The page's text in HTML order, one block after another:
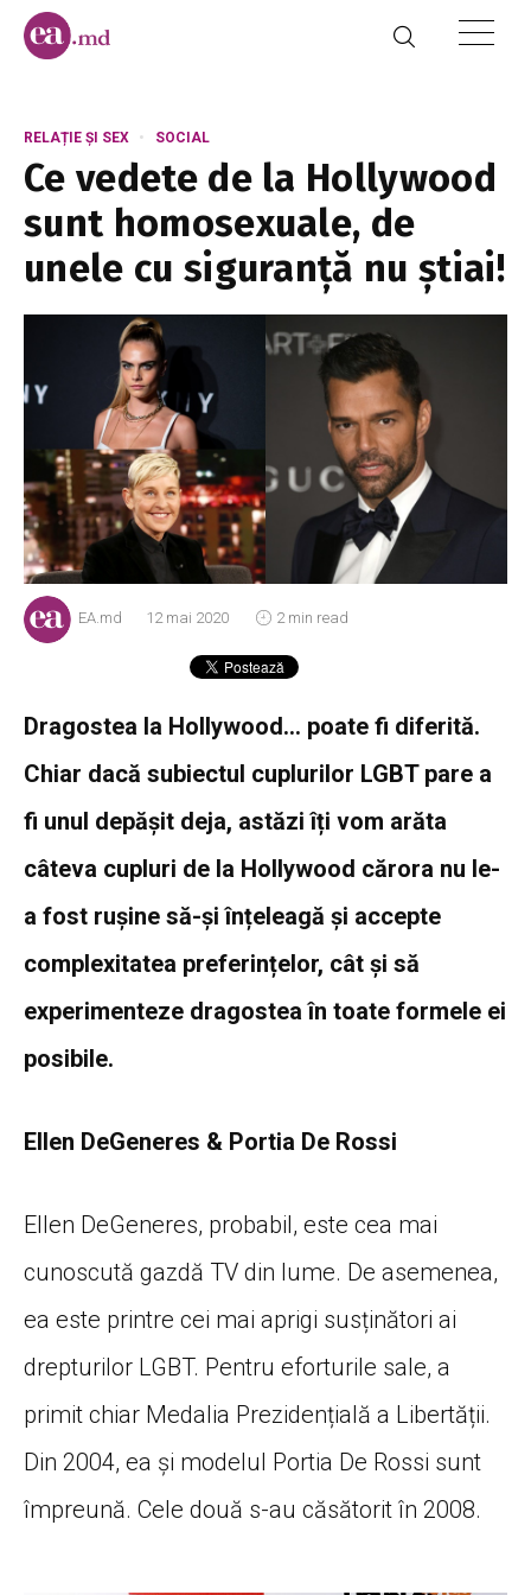
RELAȚIE ȘI SEX SOCIAL
Ce vedete de la Hollywood
sunt homosexuale, de
unele cu siguranță nu știai!
EA.md 12 mai 2020 2 min read
Dragostea la Hollywood… poate fi diferită.
Chiar dacă subiectul cuplurilor LGBT pare a
fi unul depășit deja, astăzi îți vom arăta
câteva cupluri de la Hollywood cărora nu le-
a fost rușine să-și înțeleagă și accepte
complexitatea preferințelor, cât și să
experimenteze dragostea în toate formele ei
posibile.
Ellen DeGeneres & Portia De Rossi
Ellen DeGeneres, probabil, este cea mai
cunoscută gazdă TV din lume. De asemenea,
ea este printre cei mai aprigi susținători ai
drepturilor LGBT. Pentru eforturile sale, a
primit chiar Medalia Prezidențială a Libertății.
Din 2004, ea și modelul Portia De Rossi sunt
împreună. Cele două s-au căsătorit în 2008.